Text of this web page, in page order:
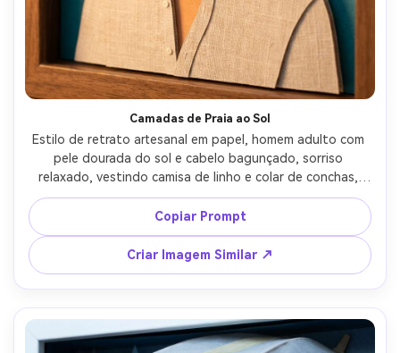
Camadas de Praia ao Sol
Estilo de retrato artesanal em papel, homem adulto com
pele dourada do sol e cabelo bagunçado, sorriso
relaxado, vestindo camisa de linho e colar de conchas,
ondas do mar e horizonte em papel em camadas ao
fundo como um diorama, luz dourada quente, sombras
suaves, enquadramento da cintura para cima, paleta
arejada, fibras do papel visíveis, recortes precisos nas
ondas, lente 85mm, pouca profundidade de campo --ar
4:5
Copiar Prompt
Criar Imagem Similar ↗